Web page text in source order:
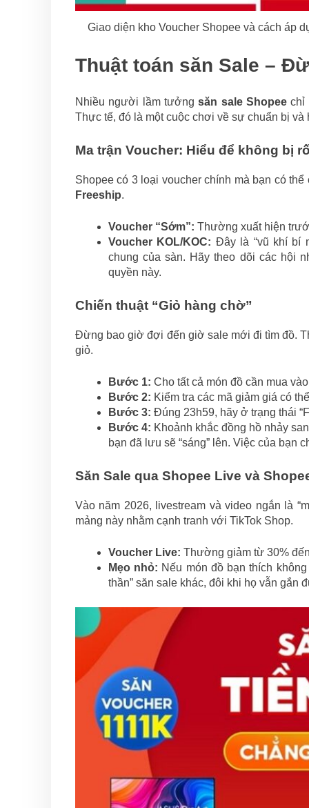
Giao diện kho Voucher Shopee và cách áp
Thuật toán săn Sale –
Nhiều người lầm tưởngsăn sale Shopeechỉ
Thực tế, đó là một cuộc chơi về sự chuẩn bị và
Ma trận Voucher: Hiểu để không bị
Shopee có 3 loại voucher chính mà bạn có
Freeship.
Voucher “Sớm”: Thường xuất hiện
Voucher KOL/KOC: Đây là “vũ khí bí
chung của sàn. Hãy theo dõi các hội
quyền này.
Chiến thuật “Giỏ hàng chờ”
Đừng bao giờ đợi đến giờ sale mới đi tìm đồ.
giỏ.
Bước 1: Cho tất cả món đồ cần mua
Bước 2: Kiểm tra các mã giảm giá có
Bước 3: Đúng 23h59, hãy ở trạng thái
Bước 4: Khoảnh khắc đồng hồ nhảy
bạn đã lưu sẽ “sáng” lên. Việc của bạn
Săn Sale qua Shopee Live và
Vào năm 2026, livestream và video ngắn là
mảng này nhằm cạnh tranh với TikTok Shop.
Voucher Live: Thường giảm từ 30%
Mẹo nhỏ: Nếu món đồ bạn thích
thần” săn sale khác, đôi khi họ vẫn gắn